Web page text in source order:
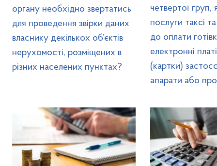
органу необхідно звертатись
для проведення звірки даних
власнику декількох об’єктів
нерухомості, розміщених в
різних населених пунктах?
четвертої груп,
послуги таксі
до оплати
електронні
(картки)
апарати або